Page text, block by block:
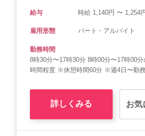
給与 時給 1,140円 〜 1,254
雇用形態 パート・アルバイト
勤務時間
8時30分〜17時30分 8時00分〜17時00
時間程度 ※休憩時間60分 ※週4日〜勤
詳しくみる お気